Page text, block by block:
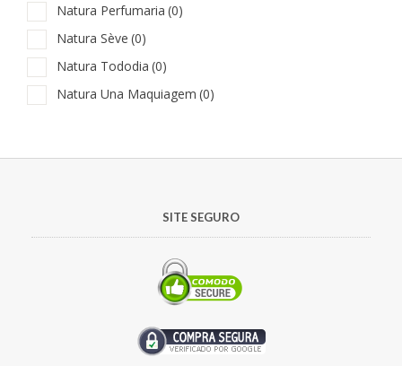
Natura Perfumaria (0)
Natura Sève (0)
Natura Tododia (0)
Natura Una Maquiagem (0)
SITE SEGURO